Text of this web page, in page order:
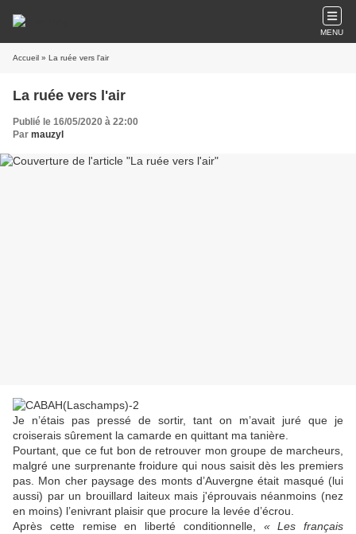
MENU
Accueil » La ruée vers l'air
La ruée vers l'air
Publié le 16/05/2020 à 22:00
Par mauzyl
Je n’étais pas pressé de sortir, tant on m’avait juré que je
croiserais sûrement la camarde en quittant ma tanière.
Pourtant, que ce fut bon de retrouver mon groupe de marcheurs,
malgré une surprenante froidure qui nous saisit dès les premiers
pas. Mon cher paysage des monts d’Auvergne était masqué (lui
aussi) par un brouillard laiteux mais j'éprouvais néanmoins (nez
en moins) l’enivrant plaisir que procure la levée d’écrou.
Après cette remise en liberté conditionnelle, « Les français